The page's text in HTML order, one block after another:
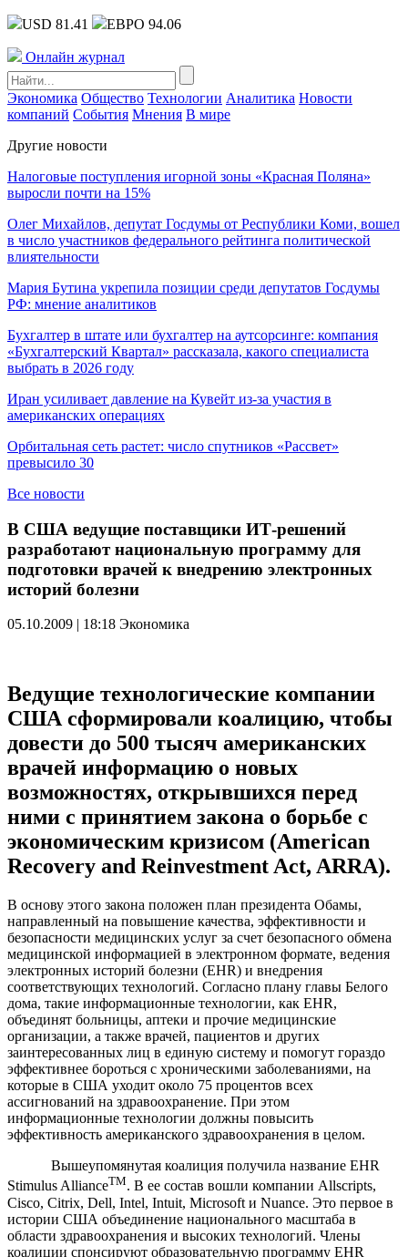
USD 81.41 ЕВРО 94.06
Онлайн журнал
Экономика Общество Технологии Аналитика Новости
компаний События Мнения В мире
Другие новости
Налоговые поступления игорной зоны «Красная Поляна»
выросли почти на 15%
Олег Михайлов, депутат Госдумы от Республики Коми, вошел
в число участников федерального рейтинга политической
влиятельности
Мария Бутина укрепила позиции среди депутатов Госдумы
РФ: мнение аналитиков
Бухгалтер в штате или бухгалтер на аутсорсинге: компания
«Бухгалтерский Квартал» рассказала, какого специалиста
выбрать в 2026 году
Иран усиливает давление на Кувейт из-за участия в
американских операциях
Орбитальная сеть растет: число спутников «Рассвет»
превысило 30
Все новости
В США ведущие поставщики ИТ-решений
разработают национальную программу для
подготовки врачей к внедрению электронных
историй болезни
05.10.2009 | 18:18 Экономика
Ведущие технологические компании
США сформировали коалицию, чтобы
довести до 500 тысяч американских
врачей информацию о новых
возможностях, открывшихся перед
ними с принятием закона о борьбе с
экономическим кризисом (American
Recovery and Reinvestment Act, ARRA).
В основу этого закона положен план президента Обамы,
направленный на повышение качества, эффективности и
безопасности медицинских услуг за счет безопасного обмена
медицинской информацией в электронном формате, ведения
электронных историй болезни (EHR) и внедрения
соответствующих технологий. Согласно плану главы Белого
дома, такие информационные технологии, как EHR,
объединят больницы, аптеки и прочие медицинские
организации, а также врачей, пациентов и других
заинтересованных лиц в единую систему и помогут гораздо
эффективнее бороться с хроническими заболеваниями, на
которые в США уходит около 75 процентов всех
ассигнований на здравоохранение. При этом
информационные технологии должны повысить
эффективность американского здравоохранения в целом.
Вышеупомянутая коалиция получила название EHR
Stimulus AllianceTM. В ее состав вошли компании Allscripts,
Cisco, Citrix, Dell, Intel, Intuit, Microsoft и Nuance. Это первое в
истории США объединение национального масштаба в
области здравоохранения и высоких технологий. Члены
коалиции спонсируют образовательную программу EHR